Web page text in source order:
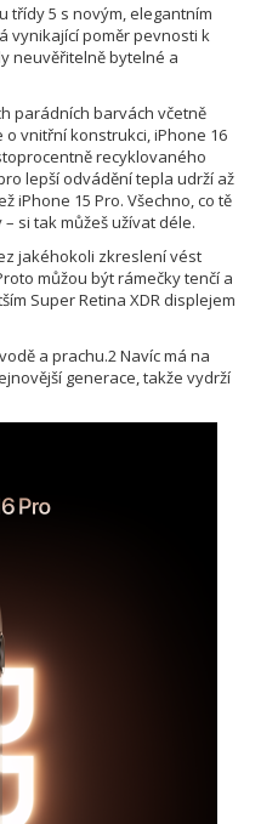
třídy 5 s novým, elegantním
vynikající poměr pevnosti k
neuvěřitelně bytelné a
parádních barvách včetně
vnitřní konstrukci, iPhone 16
recyklovaného
lepší odvádění tepla udrží až
iPhone 15 Pro. Všechno, co tě
si tak můžeš užívat déle.
jakéhokoli zkreslení vést
můžou být rámečky tenčí a
Super Retina XDR displejem
a prachu.2 Navíc má na
generace, takže vydrží